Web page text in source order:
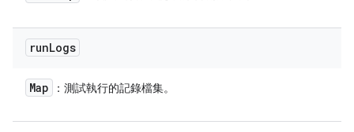
runLogs
Map ：測試執行的記錄檔集。